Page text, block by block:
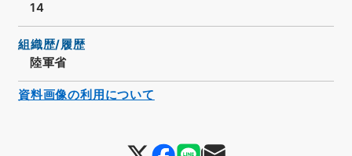
14
組織歴/履歴
陸軍省
資料画像の利用について